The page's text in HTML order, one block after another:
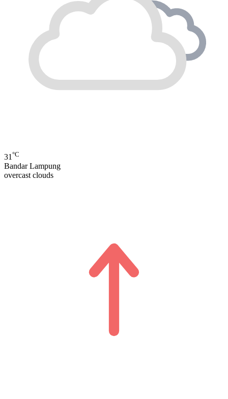
31 °C
Bandar Lampung
overcast clouds